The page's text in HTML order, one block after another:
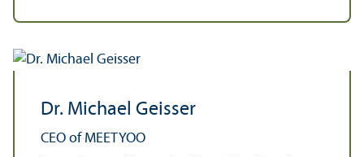
Dr. Michael Geisser
CEO of MEETYOO